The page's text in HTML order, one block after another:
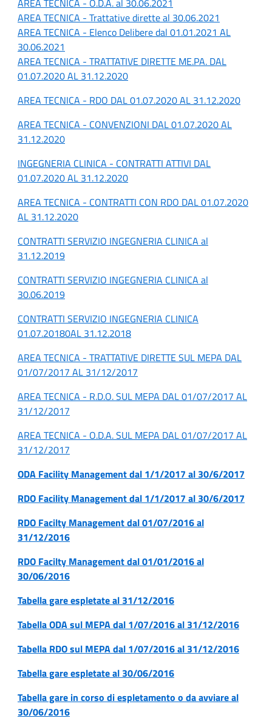
AREA TECNICA - Trattative dirette al 30.06.2021
AREA TECNICA - Elenco Delibere dal 01.01.2021 AL
30.06.2021
AREA TECNICA - TRATTATIVE DIRETTE ME.PA. DAL
01.07.2020 AL 31.12.2020
AREA TECNICA - RDO DAL 01.07.2020 AL 31.12.2020
AREA TECNICA - CONVENZIONI DAL 01.07.2020 AL
31.12.2020
INGEGNERIA CLINICA - CONTRATTI ATTIVI DAL
01.07.2020 AL 31.12.2020
AREA TECNICA - CONTRATTI CON RDO DAL 01.07.2020
AL 31.12.2020
CONTRATTI SERVIZIO INGEGNERIA CLINICA al
31.12.2019
CONTRATTI SERVIZIO INGEGNERIA CLINICA al
30.06.2019
CONTRATTI SERVIZIO INGEGNERIA CLINICA
01.07.20180AL 31.12.2018
AREA TECNICA - TRATTATIVE DIRETTE SUL MEPA DAL
01/07/2017 AL 31/12/2017
AREA TECNICA - R.D.O. SUL MEPA DAL 01/07/2017 AL
31/12/2017
AREA TECNICA - O.D.A. SUL MEPA DAL 01/07/2017 AL
31/12/2017
ODA Facility Management dal 1/1/2017 al 30/6/2017
RDO Facility Management dal 1/1/2017 al 30/6/2017
RDO Facilty Management dal 01/07/2016 al
31/12/2016
RDO Facilty Management dal 01/01/2016 al
30/06/2016
Tabella gare espletate al 31/12/2016
Tabella ODA sul MEPA dal 1/07/2016 al 31/12/2016
Tabella RDO sul MEPA dal 1/07/2016 al 31/12/2016
Tabella gare espletate al 30/06/2016
Tabella gare in corso di espletamento o da avviare al
30/06/2016